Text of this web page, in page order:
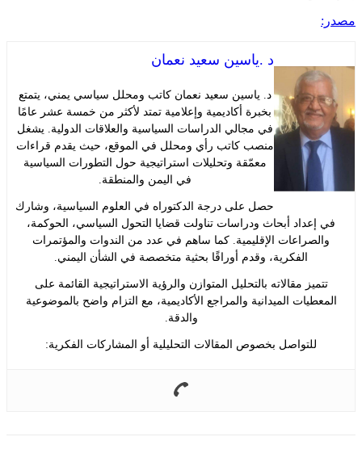
د .ياسين سعيد نعمان
د. ياسين سعيد نعمان كاتب ومحلل سياسي يمني، يتمتع
بخبرة أكاديمية وإعلامية تمتد لأكثر من خمسة عشر عامًا
في مجالي الدراسات السياسية والعلاقات الدولية. يشغل
منصب كاتب رأي ومحلل في الموقع، حيث يقدم قراءات
معمّقة وتحليلات استراتيجية حول التطورات السياسية
في اليمن والمنطقة.
حصل على درجة الدكتوراه في العلوم السياسية، وشارك
أبحاث ودراسات تناولت قضايا التحول السياسي، الحوكمة،
الإقليمية. كما ساهم في عدد من الندوات والمؤتمرات
الفكرية، وقدم أوراقًا بحثية متخصصة في الشأن اليمني.
مقالاته بالتحليل المتوازن والرؤية الاستراتيجية القائمة على
الميدانية والمراجع الأكاديمية، مع التزام واضح بالموضوعية
للتواصل بخصوص المقالات التحليلية أو المشاركات الفكرية: